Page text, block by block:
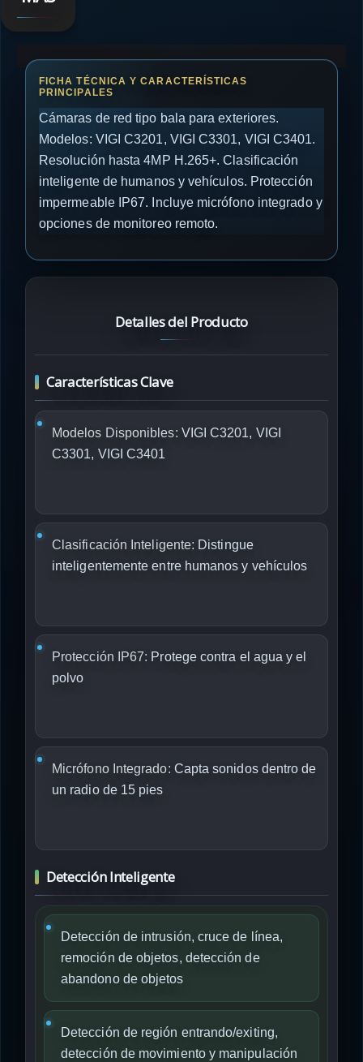
Cámaras de red tipo bala para exteriores.
Modelos: VIGI C3201, VIGI C3301, VIGI C3401.
Resolución hasta 4MP H.265+. Clasificación
inteligente de humanos y vehículos. Protección
impermeable IP67. Incluye micrófono integrado y
opciones de monitoreo remoto.
Detalles del Producto
Características Clave
Modelos Disponibles: VIGI C3201, VIGI
C3301, VIGI C3401
Clasificación Inteligente: Distingue
inteligentemente entre humanos y vehículos
Protección IP67: Protege contra el agua y el
polvo
Micrófono Integrado: Capta sonidos dentro de
un radio de 15 pies
Detección Inteligente
Detección de intrusión, cruce de línea,
remoción de objetos, detección de
abandono de objetos
Detección de región entrando/exiting,
detección de movimiento y manipulación